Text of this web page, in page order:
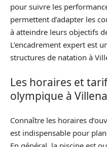
pour suivre les
permettent d’adapter les
à atteindre leurs objectifs
L’encadrement expert est
structures de natation à
Les horaires et
olympique à
Connaître les horaires
est indispensable pour